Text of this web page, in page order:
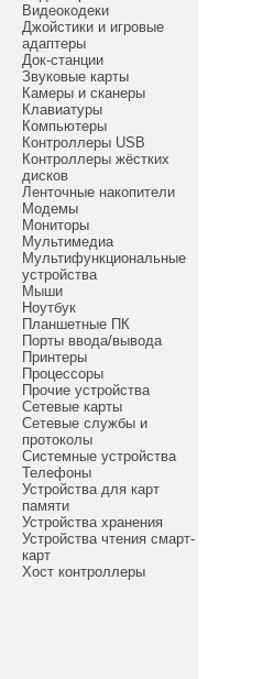
Видеокодеки
Джойстики и игровые
адаптеры
Док-станции
Звуковые карты
Камеры и сканеры
Клавиатуры
Компьютеры
Контроллеры USB
Контроллеры жёстких
дисков
Ленточные накопители
Модемы
Мониторы
Мультимедиа
Мультифункциональные
устройства
Мыши
Ноутбук
Планшетные ПК
Порты ввода/вывода
Принтеры
Процессоры
Прочие устройства
Сетевые карты
Сетевые службы и
протоколы
Системные устройства
Телефоны
Устройства для карт
памяти
Устройства хранения
Устройства чтения смарт-
карт
Хост контроллеры